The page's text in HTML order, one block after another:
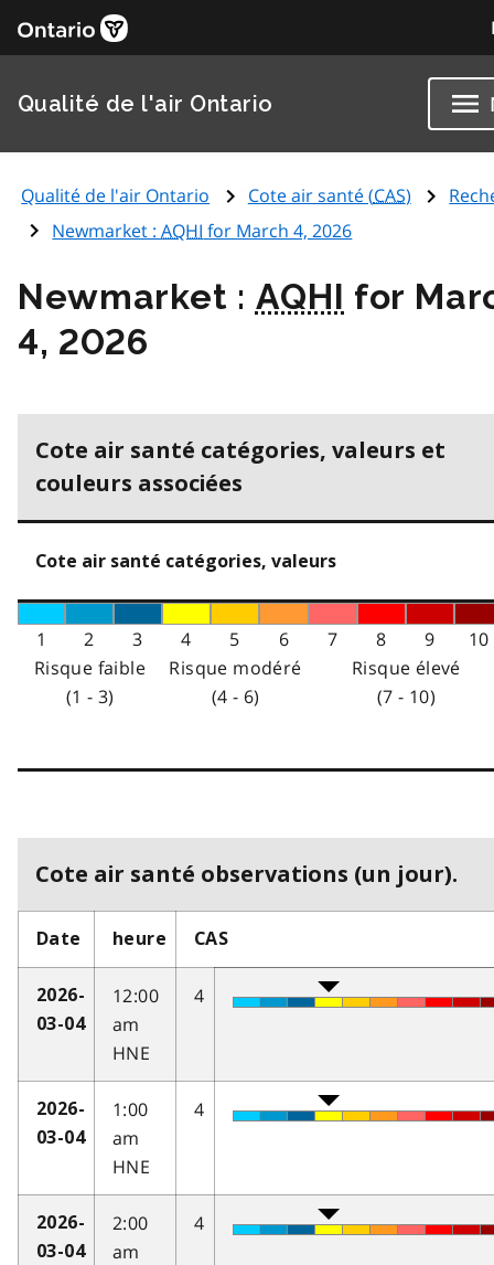
Qualité de l'air Ontario
Qualité de l'air Ontario Cote air santé (CAS)
Newmarket :AQHI for March 4, 2026
Newmarket : AQHI for
4, 2026
Cote air santé catégories, valeurs et
couleurs associées
Cote air santé catégories, valeurs
1 2 3 4 5 6 7 8 9
10
Risque faible
(1 - 3)
Risque modéré
(4 - 6)
Risque élevé
(7 - 10)
Cote air santé observations (un jour).
Date heure CAS
2026-
03-04
12:00
am
HNE
4
2026-
03-04
1:00
am
HNE
4
2026-
03-04
2:00
am
4